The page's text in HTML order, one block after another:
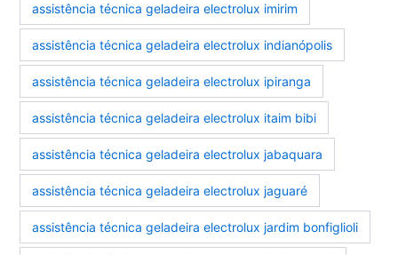
assistência técnica geladeira electrolux imirim
assistência técnica geladeira electrolux indianópolis
assistência técnica geladeira electrolux ipiranga
assistência técnica geladeira electrolux itaim bibi
assistência técnica geladeira electrolux jabaquara
assistência técnica geladeira electrolux jaguaré
assistência técnica geladeira electrolux jardim bonfiglioli